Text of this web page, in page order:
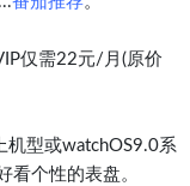
仅需22元/月(原价
机型或watchOS9.0系
看个性的表盘。